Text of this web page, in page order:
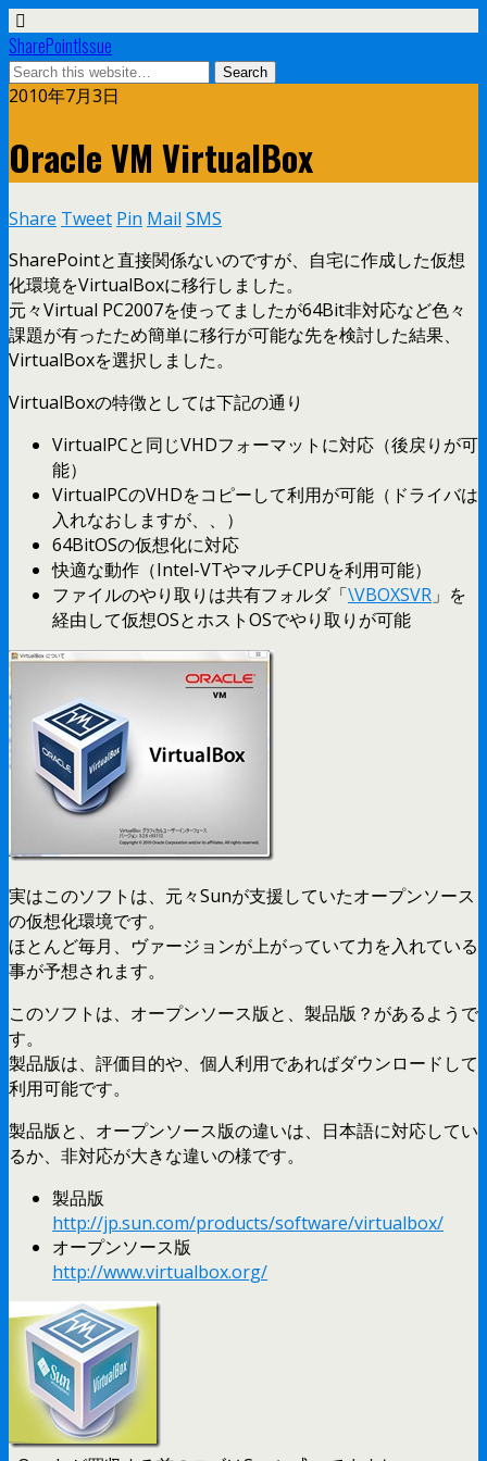
SharePointIssue
2010年7月3日
Oracle VM VirtualBox
Share Tweet Pin Mail SMS
SharePointと直接関係ないのですが、自宅に作成した仮想
化環境をVirtualBoxに移行しました。
元々Virtual PC2007を使ってましたが64Bit非対応など色々
課題が有ったため簡単に移行が可能な先を検討した結果、
VirtualBoxを選択しました。
VirtualBoxの特徴としては下記の通り
VirtualPCと同じVHDフォーマットに対応（後戻りが可
能）
VirtualPCのVHDをコピーして利用が可能（ドライバは
入れなおしますが、、）
64BitOSの仮想化に対応
快適な動作（Intel-VTやマルチCPUを利用可能）
ファイルのやり取りは共有フォルダ「\VBOXSVR 」を
経由して仮想OSとホストOSでやり取りが可能
実はこのソフトは、元々Sunが支援していたオープンソース
の仮想化環境です。
ほとんど毎月、ヴァージョンが上がっていて力を入れている
事が予想されます。
このソフトは、オープンソース版と、製品版？があるようで
す。
製品版は、評価目的や、個人利用であればダウンロードして
利用可能です。
製品版と、オープンソース版の違いは、日本語に対応してい
るか、非対応が大きな違いの様です。
製品版
http://jp.sun.com/products/software/virtualbox/
オープンソース版
http://www.virtualbox.org/